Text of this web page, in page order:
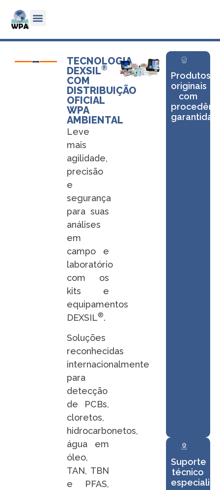
TECNOLOGIA
DEXSIL®
COM
DISTRIBUIÇÃO
OFICIAL
WPA
AMBIENTAL
Leve
mais
agilidade,
precisão
e
segurança
para suas
análises
em
campo e
laboratório
com os
kits e
equipamentos
DEXSIL®.
Soluções
reconhecidas
internacionalmente
para
detecção
de PCBs,
cloretos,
hidrocarbonetos,
água em
óleo,
TAN, TBN
e PFAS,
Produtos
originais
com
garantida
Suporte
técnico